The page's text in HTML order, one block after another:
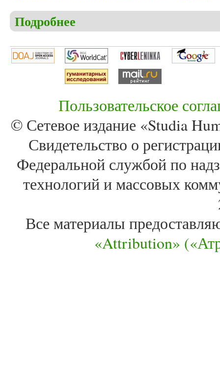
Подробнее
Пользовательское
© Сетевое издание «Studia
Свидетельство о
Федеральной службой по
технологий и массовых
Все материалы
«Attribution»